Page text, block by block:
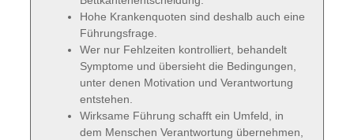
Hohe Krankenquoten sind deshalb auch eine
Führungsfrage.
Wer nur Fehlzeiten kontrolliert, behandelt
Symptome und übersieht die Bedingungen,
unter denen Motivation und Verantwortung
entstehen.
Wirksame Führung schafft ein Umfeld, in
dem Menschen Verantwortung übernehmen,